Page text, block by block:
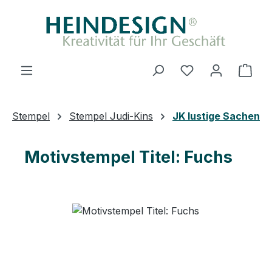
Zum Hauptinhalt springen
Du hast 0
Stempel Stempel Judi-Kins JK lustige Sachen
Motivstempel Titel: Fuchs